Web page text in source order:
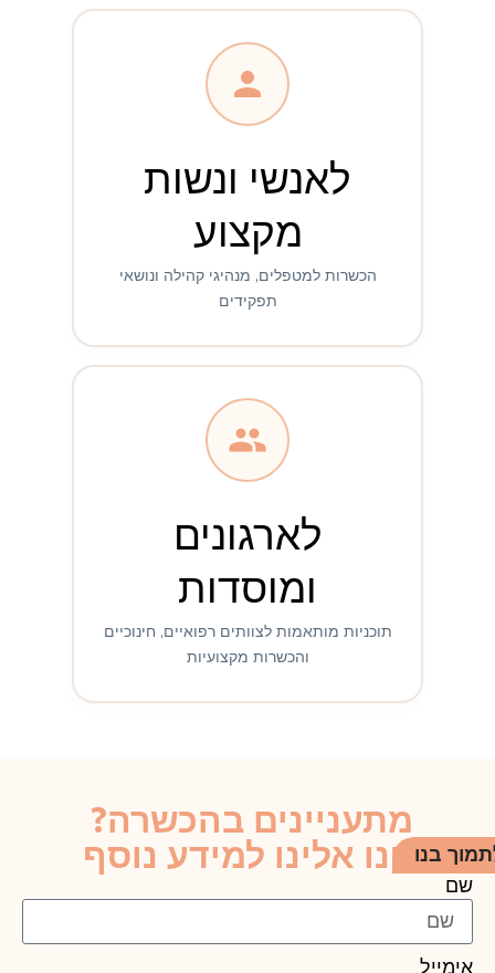
לאנשי ונשות
מקצוע
הכשרות למטפלים, מנהיגי קהילה ונושאי
תפקידים
לארגונים
ומוסדות
תוכניות מותאמות לצוותים רפואיים, חינוכיים
והכשרות מקצועיות
מתעניינים בהכשרה?
פנו אלינו למידע נוסף
שם
אימייל
בנו